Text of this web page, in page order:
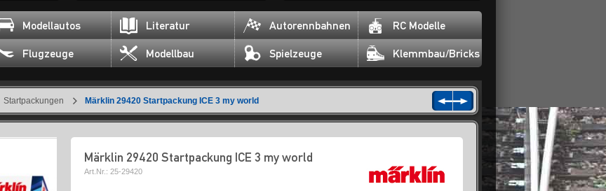
Modellautos Literatur Autorennbahnen RC Modelle
Flugzeuge Modellbau Spielzeuge Klemmbau/Bricks
Startpackungen Märklin 29420 Startpackung ICE 3 my world
Märklin 29420 Startpackung ICE 3 my world
Art.Nr.: 25-29420